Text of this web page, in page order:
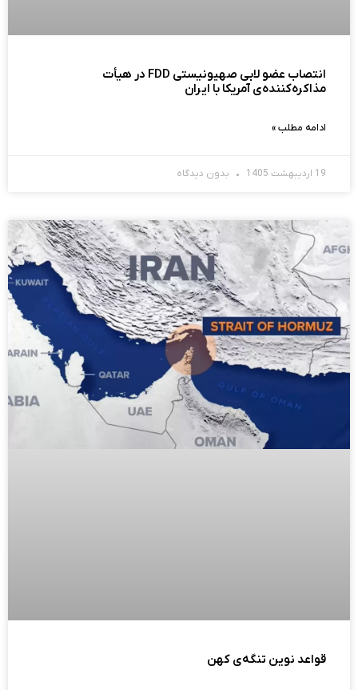
انتصاب عضو لابی صهیونیستی FDD در هیأت
مذاکره‌کننده‌ی آمریکا با ایران
ادامه مطلب »
19 اردیبهشت 1405 بدون دیدگاه
قواعد نوین تنگه‌ی کهن